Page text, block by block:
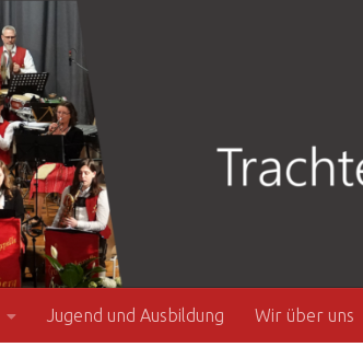
Jugend und Ausbildung Wir über uns